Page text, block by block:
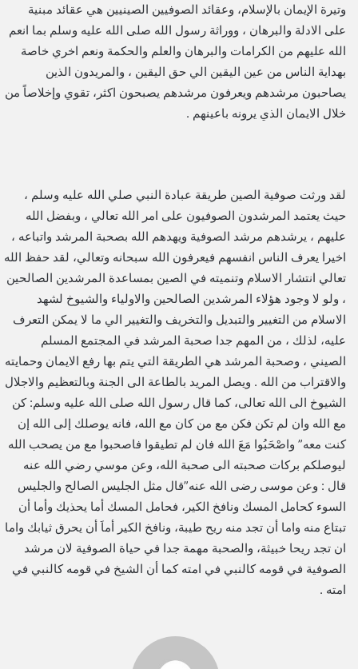
وتيرة الإيمان بالإسلام، وعقائد الصوفيين الصينيين هي عقائد مبنية
على الادلة والبرهان ، ووراثة رسول الله صلى الله عليه وسلم بما انعم
الله عليهم من الكرامات والبرهان والعلم والحكمة ونعم اخري خاصة
بهداية الناس من عين اليقين الي حق اليقين ، والمريدون الذين
يصاحبون مرشدهم ويعرفون مرشدهم يصبحون اكثر، تقوي وإخلاصاً من
خلال الايمان الذي يرونه باعينهم .
لقد ورثت صوفية الصين طريقة عبادة النبي صلي الله عليه وسلم ،
حيث يعتمد المرشدون الصوفيون على امر الله تعالي ، وبفضل الله
عليهم ، يرشدهم مرشد الصوفية ويهدهم الله بصحبة المرشد واتباعه ،
اخيرا يعرف الناس انفسهم فيعرفون الله سبحانه وتعالي، لقد حفظ الله
تعالي انتشار الاسلام وتنميته في الصين بمساعدة المرشدين الصالحين
، ولو لا وجود هؤلاء المرشدين الصالحين والاولياء والشيوخ لشهد
الاسلام من التغيير والتبديل والتخريف والتغيير الي ما لا يمكن التعرف
عليه، لذلك ، من المهم جدا صحبة المرشد في المجتمع المسلم
الصيني ، وصحبة المرشد هي الطريقة التي يتم بها رفع الايمان وحمايته
والاقتراب من الله . ويصل المريد بالطاعة الى الجنة وبالتعظيم والاجلال
الشيوخ الى الله تعالى، كما قال رسول الله صلى الله عليه وسلم: كن
مع الله وان لم تكن فكن مع من كان مع الله، فانه يوصلك إلى الله إن
كنت معه” واصْحَبُوا مَعَ الله فان لم تطيقوا فاصحبوا مع من يصحب الله
ليوصلكم بركات صحبته الى صحبة الله، وعن موسي رضي الله عنه
قال : وعن موسى رضى الله عنه”قال مثل الجليس الصالح والجليس
السوء كحامل المسك ونافخ الكير، فحامل المسك أما يحذيك وأما أن
تبتاع منه واما أن تجد منه ريح طيبة، ونافخ الكير أماَ أن يحرق ثيابك واما
ان تجد ريحا خبيثة، والصحبة مهمة جدا في حياة الصوفية لان مرشد
الصوفية في قومه كالنبي في امته كما أن الشيخ في قومه كالنبي في
امته .